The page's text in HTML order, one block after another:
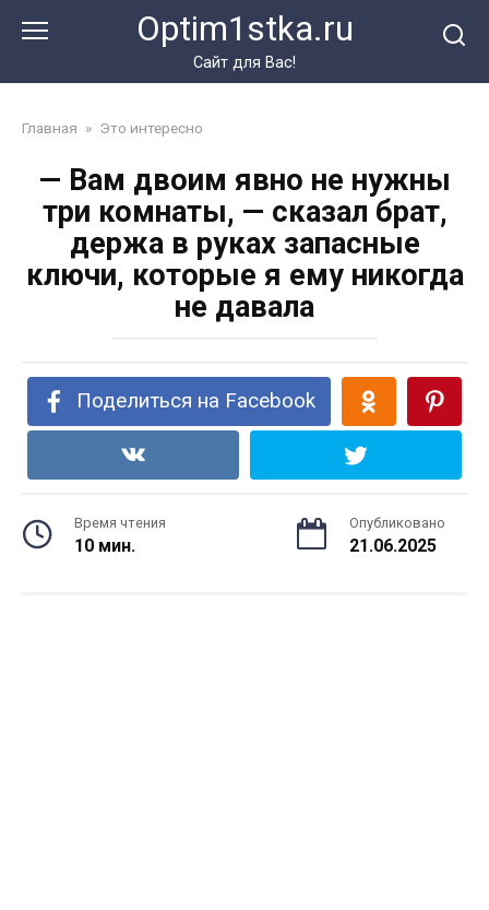
Optim1stka.ru
Сайт для Вас!
Главная » Это интересно
— Вам двоим явно не нужны
три комнаты, — сказал брат,
держа в руках запасные
ключи, которые я ему никогда
не давала
Поделиться на Facebook
Время чтения
10 мин.
Опубликовано
21.06.2025